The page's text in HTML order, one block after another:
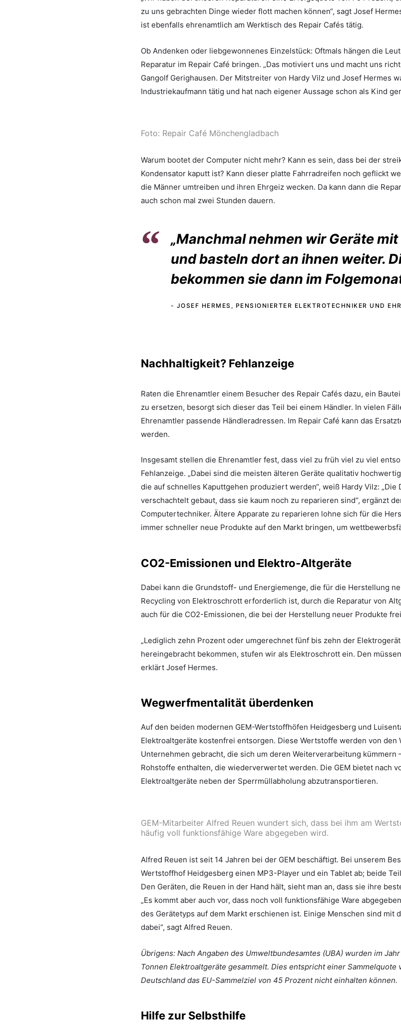
zu uns gebrachten Dinge wieder flott machen können“, sagt Josef
ist ebenfalls ehrenamtlich am Werktisch des Repair Cafés tätig.
Ob Andenken oder liebgewonnenes Einzelstück: Oftmals hängen die
Reparatur im Repair Café bringen. „Das motiviert uns und macht uns
Gangolf Gerighausen. Der Mitstreiter von Hardy Vilz und Josef Hermes
Industriekaufmann tätig und hat nach eigener Aussage schon als Kind
Foto: Repair Café Mönchengladbach
Warum bootet der Computer nicht mehr? Kann es sein, dass bei der
Kondensator kaputt ist? Kann dieser platte Fahrradreifen noch geflickt
die Männer umtreiben und ihren Ehrgeiz wecken. Da kann dann die
auch schon mal zwei Stunden dauern.
„Manchmal nehmen wir Geräte
und basteln dort an ihnen weiter.
bekommen sie dann im
JOSEF HERMES, PENSIONIERTER ELEKTROTECHNIKER UND
Nachhaltigkeit? Fehlanzeige
Raten die Ehrenamtler einem Besucher des Repair Cafés dazu, ein
zu ersetzen, besorgt sich dieser das Teil bei einem Händler. In vielen
Ehrenamtler passende Händleradressen. Im Repair Café kann das
werden.
Insgesamt stellen die Ehrenamtler fest, dass viel zu früh viel zu viel
Fehlanzeige. „Dabei sind die meisten älteren Geräte qualitativ
die auf schnelles Kaputtgehen produziert werden“, weiß Hardy Vilz:
verschachtelt gebaut, dass sie kaum noch zu reparieren sind“, ergänzt
Computertechniker. Ältere Apparate zu reparieren lohne sich für die
immer schneller neue Produkte auf den Markt bringen, um
CO2-Emissionen und Elektro-Altgeräte
Dabei kann die Grundstoff- und Energiemenge, die für die Herstellung
Recycling von Elektroschrott erforderlich ist, durch die Reparatur von
auch für die CO2-Emissionen, die bei der Herstellung neuer Produkte
„Lediglich zehn Prozent oder umgerechnet fünf bis zehn der
hereingebracht bekommen, stufen wir als Elektroschrott ein. Den
erklärt Josef Hermes.
Wegwerfmentalität überdenken
Auf den beiden modernen GEM-Wertstoffhöfen Heidgesberg und
Elektroaltgeräte kostenfrei entsorgen. Diese Wertstoffe werden von den
Unternehmen gebracht, die sich um deren Weiterverarbeitung
Rohstoffe enthalten, die wiederverwertet werden. Die GEM bietet nach
Elektroaltgeräte neben der Sperrmüllabholung abzutransportieren.
GEM-Mitarbeiter Alfred Reuen wundert sich, dass bei ihm am
häufig voll funktionsfähige Ware abgegeben wird.
Alfred Reuen ist seit 14 Jahren bei der GEM beschäftigt. Bei unserem
Wertstoffhof Heidgesberg einen MP3-Player und ein Tablet ab; beide
Den Geräten, die Reuen in der Hand hält, sieht man an, dass sie ihre
„Es kommt aber auch vor, dass noch voll funktionsfähige Ware
des Gerätetyps auf dem Markt erschienen ist. Einige Menschen sind mit
dabei“, sagt Alfred Reuen.
Übrigens: Nach Angaben des Umweltbundesamtes (UBA) wurden im
Tonnen Elektroaltgeräte gesammelt. Dies entspricht einer Sammelquote
Deutschland das EU-Sammelziel von 45 Prozent nicht einhalten können.
Hilfe zur Selbsthilfe